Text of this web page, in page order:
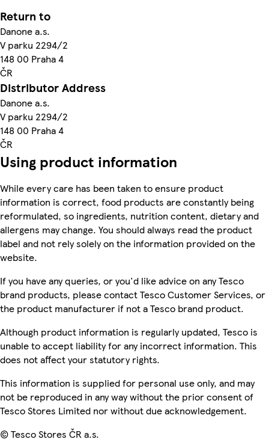
Return to
Danone a.s.
V parku 2294/2
148 00 Praha 4
ČR
Distributor Address
Danone a.s.
V parku 2294/2
148 00 Praha 4
ČR
Using product information
While every care has been taken to ensure product
information is correct, food products are constantly being
reformulated, so ingredients, nutrition content, dietary and
allergens may change. You should always read the product
label and not rely solely on the information provided on the
website.
If you have any queries, or you'd like advice on any Tesco
brand products, please contact Tesco Customer Services, or
the product manufacturer if not a Tesco brand product.
Although product information is regularly updated, Tesco is
unable to accept liability for any incorrect information. This
does not affect your statutory rights.
This information is supplied for personal use only, and may
not be reproduced in any way without the prior consent of
Tesco Stores Limited nor without due acknowledgement.
© Tesco Stores ČR a.s.